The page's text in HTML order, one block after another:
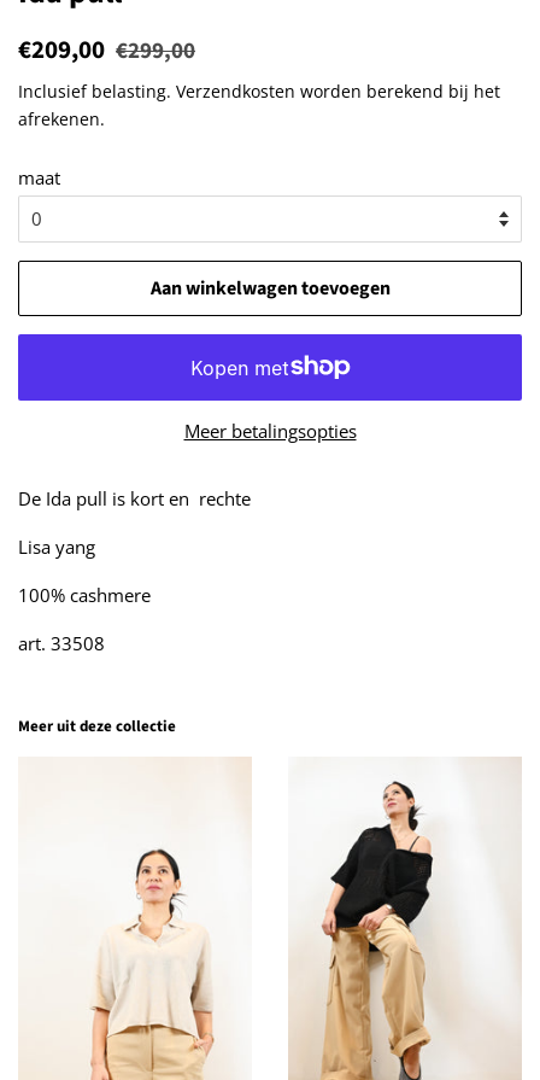
Normale
€209,00 Aanbiedingsprijs
€299,00
Inclusief belasting. Verzendkosten worden berekend bij het
afrekenen.
maat
Aan winkelwagen toevoegen
Meer betalingsopties
De Ida pull is kort en rechte
Lisa yang
100% cashmere
art. 33508
Meer uit deze collectie